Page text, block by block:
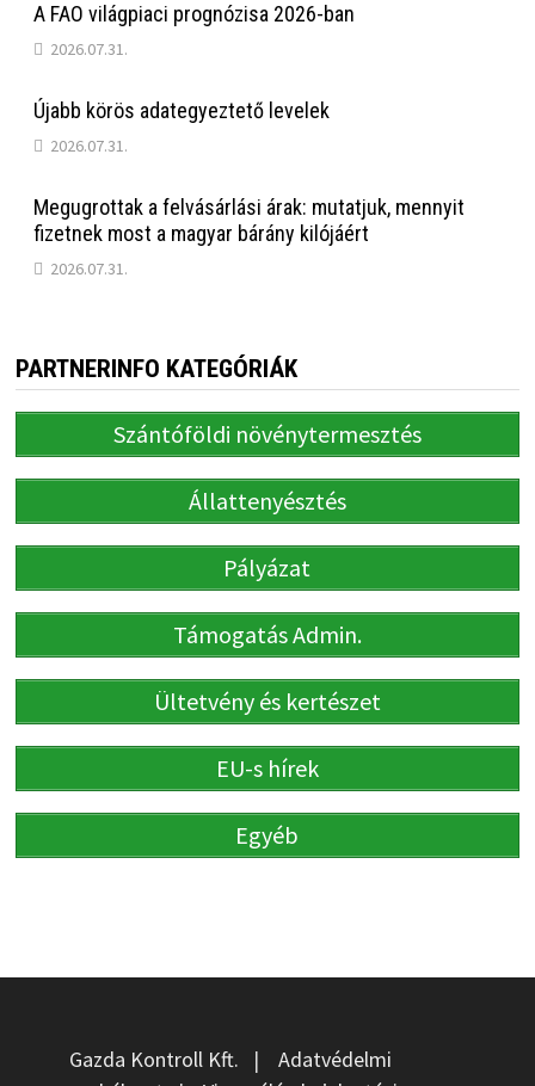
A FAO világpiaci prognózisa 2026-ban
2026.07.31.
Újabb körös adategyeztető levelek
2026.07.31.
Megugrottak a felvásárlási árak: mutatjuk, mennyit
fizetnek most a magyar bárány kilójáért
2026.07.31.
PARTNERINFO KATEGÓRIÁK
Szántóföldi növénytermesztés
Állattenyésztés
Pályázat
Támogatás Admin.
Ültetvény és kertészet
EU-s hírek
Egyéb
Gazda Kontroll Kft. | Adatvédelmi